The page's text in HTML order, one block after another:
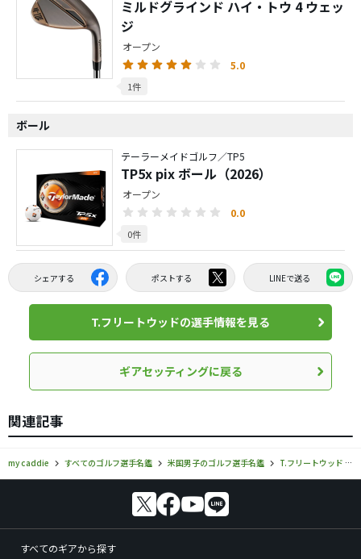
ミルドグラインド ハイ・トウ 4 ウェッ
ジ
オープン
5.0
1件
ボール
テーラーメイドゴルフ／TP5
TP5x pix ボール（2026）
オープン
0.0
0件
シェアする ポストする LINEで送る
T.フリートウッドの選手情報を見る
ギアセッティングに戻る
関連記事
my caddie すべてのゴルフ選手名鑑 米国男子のゴルフ選手名鑑 T.フリートウッド
すべてのギアから探す